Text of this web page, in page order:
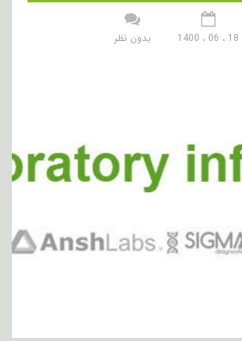
18 ، 06 ، 1400 بدون نظر